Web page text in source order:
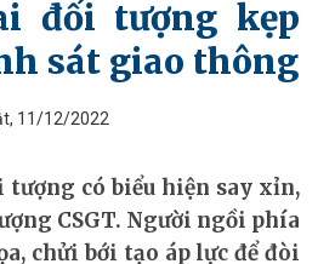
đối tượng kẹp
sát giao thông
11/12/2022
tượng có biểu hiện say xỉn,
CSGT. Người ngồi phía
chửi bới tạo áp lực để đòi